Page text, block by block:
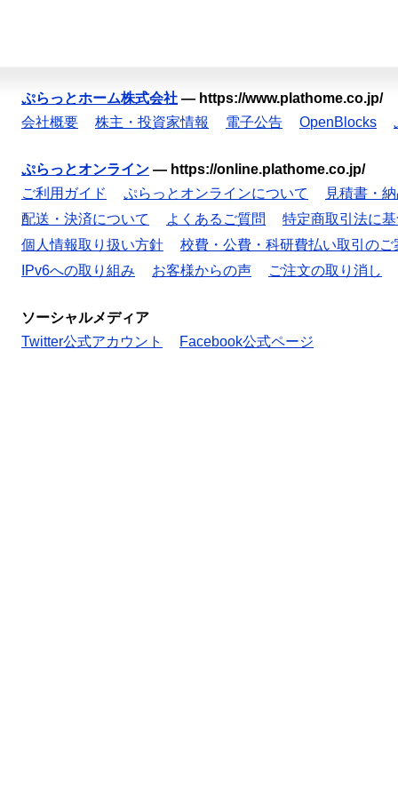
ぷらっとホーム株式会社 — https://www.plathome.co.jp/
会社概要
株主・投資家情報 電子公告 OpenBlocks
ぷらっとオンライン — https://online.plathome.co.jp/
ご利用ガイド
ぷらっとオンラインについて
見積書・
配送・決済について
よくあるご質問
特定商取引法に
個人情報取り扱い方針
校費・公費・科研費払い取引のご
IPv6への取り組み
お客様からの声 ご注文の取り消し
ソーシャルメディア
Twitter公式アカウント
Facebook公式ページ